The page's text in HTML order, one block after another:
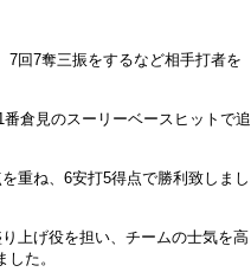
7回7奪三振をするなど相手打者を
倉見のスーリーベースヒットで追
重ね、6安打5得点で勝利致しまし
上げ役を担い、チームの士気を高
た。